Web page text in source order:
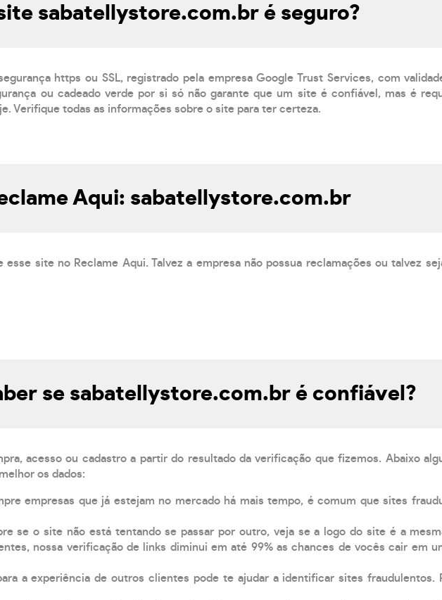
sabatellystore.com.br é seguro?
https ou SSL, registrado pela empresa Google Trust Services, com
ou cadeado verde por si só não garante que um site é confiável, mas é
Verifique todas as informações sobre o site para ter certeza.
Aqui: sabatellystore.com.br
esse site no Reclame Aqui. Talvez a empresa não possua reclamações ou talvez
se sabatellystore.com.br é confiável?
acesso ou cadastro a partir do resultado da verificação que fizemos. Abaixo
os dados:
empresas que já estejam no mercado há mais tempo, é comum que sites
se o site não está tentando se passar por outro, veja se a logo do site é a
nossa verificação de links diminui em até 99% as chances de vocês cair em
a experiência de outros clientes pode te ajudar a identificar sites fraudulentos.